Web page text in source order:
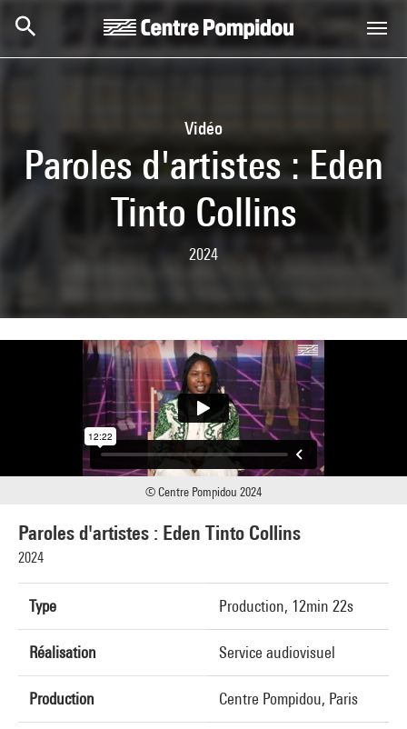
Vidéo
Paroles d'artistes : Eden
Tinto Collins
2024
Paroles d'artistes : Eden Tinto Collins
2024
Type Production, 12min 22s
Réalisation Service audiovisuel
Production Centre Pompidou, Paris
© Centre Pompidou 2024